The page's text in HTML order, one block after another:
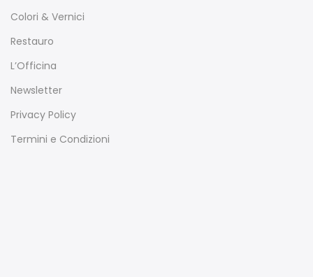
Colori & Vernici
Restauro
L’Officina
Newsletter
Privacy Policy
Termini e Condizioni